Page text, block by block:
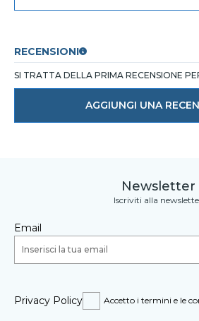
RECENSIONI
SI TRATTA DELLA PRIMA RECENSIONE
AGGIUNGI UNA
Newsletter
Iscriviti alla
Email
Privacy Policy Accetto i termini e le